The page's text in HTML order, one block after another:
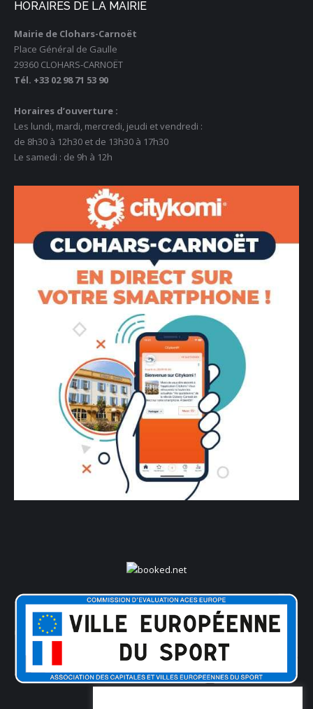
HORAIRES DE LA MAIRIE
Mairie de Clohars-Carnoët
Place Général de Gaulle
29360 CLOHARS-CARNOËT
Tél. +33 02 98 71 53 90
Horaires d’ouverture :
Les lundi, mardi, mercredi, jeudi et vendredi :
de 8h30 à 12h30 et de 13h30 à 17h30
Le samedi : de 9h à 12h